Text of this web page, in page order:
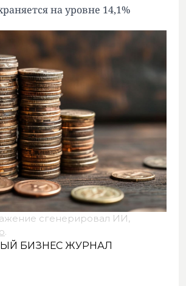
на уровне 14,1%
сгенерировал ИИ,
.
БИЗНЕС ЖУРНАЛ